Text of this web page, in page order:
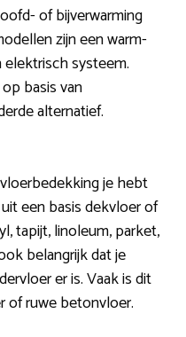
of bijverwarming
zijn een warm-
systeem.
basis van
alternatief.
je hebt
een basis dekvloer of
tapijt, linoleum, parket,
belangrijk dat je
er is. Vaak is dit
of ruwe betonvloer.